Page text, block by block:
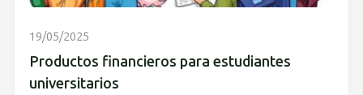
19/05/2025
Productos financieros para estudiantes
universitarios